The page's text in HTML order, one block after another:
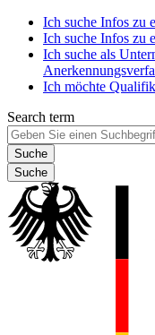
Ich suche Infos zu
Ich suche Infos zu
Ich suche als
Ich möchte
Search term
Suche